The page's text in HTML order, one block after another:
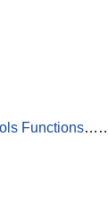
Functions